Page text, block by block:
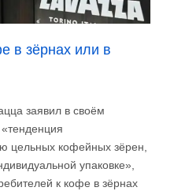
в зёрнах или в
заявил в своём
цельных кофейных зёрен,
упаковке»,
к кофе в зёрнах